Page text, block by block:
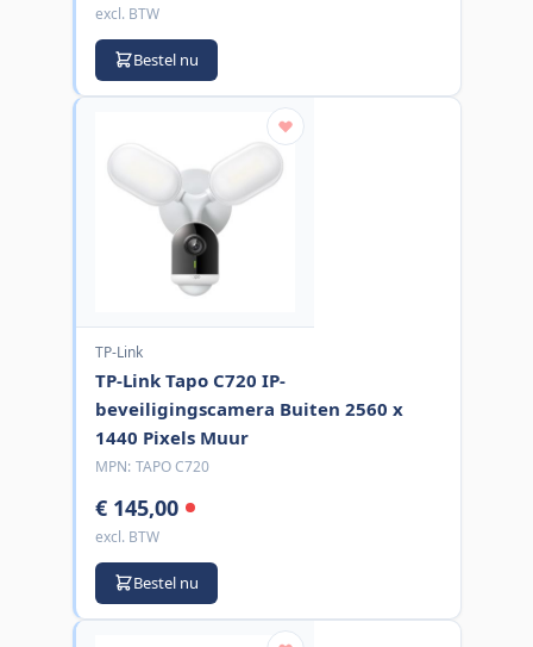
excl. BTW
Bestel nu
TP-Link
TP-Link Tapo C720 IP-
beveiligingscamera Buiten 2560 x
1440 Pixels Muur
MPN: TAPO C720
€ 145,00
excl. BTW
Bestel nu